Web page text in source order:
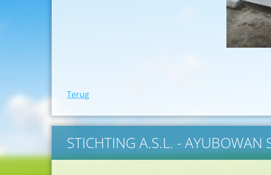
Terug
STICHTING A.S.L. - AYUBOWAN